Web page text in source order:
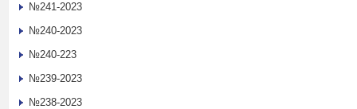
№241-2023
№240-2023
№240-223
№239-2023
№238-2023